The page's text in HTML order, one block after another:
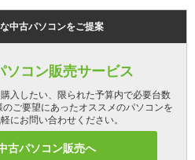
中古パソコンをご提案
ソコン販売サービス
入したい、限られた予算内で必要台数
ご要望にあったオススメのパソコンを
にお問い合わせください。
古パソコン販売へ